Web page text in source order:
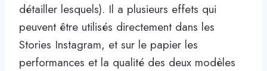
détailler lesquels). Il a plusieurs effets qui
peuvent être utilisés directement dans les
Stories Instagram, et sur le papier les
performances et la qualité des deux modèles